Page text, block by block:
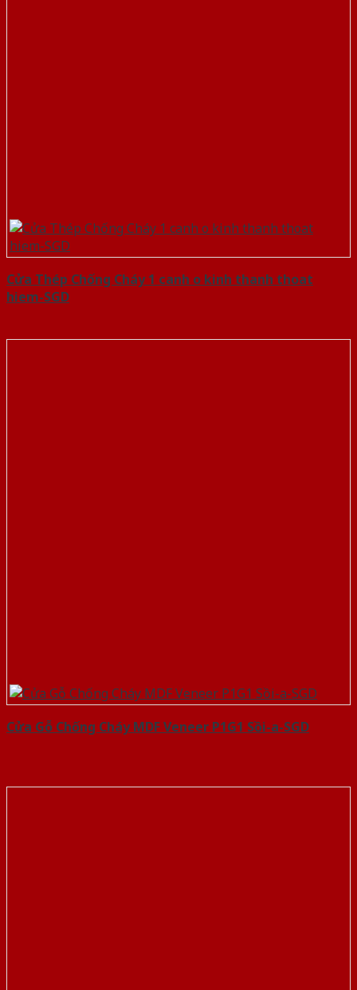
Cửa Thép Chống Cháy 1 canh o kinh thanh thoat
hiem-SGD
Cửa Gỗ Chống Cháy MDF Veneer P1G1 Sồi-a-SGD